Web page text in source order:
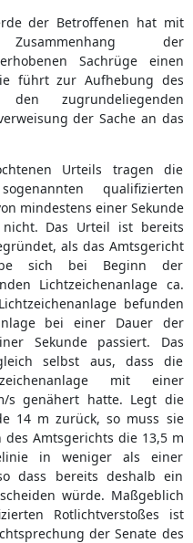
der Betroffenen hat mit
der
Sachrüge einen
führt zur Aufhebung des
zugrundeliegenden
der Sache an das
Urteils tragen die
qualifizierten
mindestens einer Sekunde
Das Urteil ist bereits
als das Amtsgericht
sich bei Beginn der
Lichtzeichenanlage ca.
befunden
bei einer Dauer der
Sekunde passiert. Das
selbst aus, dass die
mit einer
s genähert hatte. Legt die
14 m zurück, so muss sie
Amtsgerichts die 13,5 m
in weniger als einer
dass bereits deshalb ein
würde. Maßgeblich
Rotlichtverstoßes ist
der Senate des